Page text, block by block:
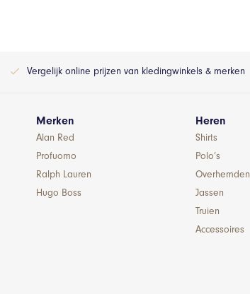
Vergelijk online prijzen van kledingwinkels & merken
Merken
Alan Red
Profuomo
Ralph Lauren
Hugo Boss
Heren
Shirts
Polo’s
Overhemden
Jassen
Truien
Accessoires